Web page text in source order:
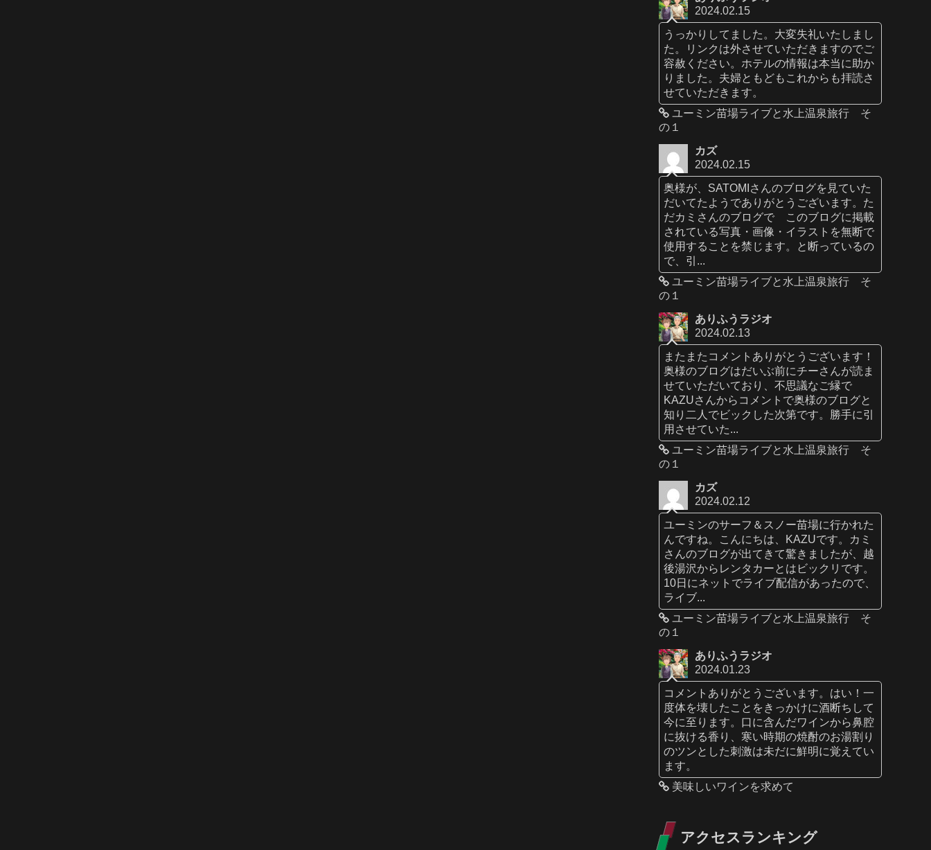
2024.02.15
うっかりしてました。大変失礼いたしまし
た。リンクは外させていただきますのでご
容赦ください。ホテルの情報は本当に助か
りました。夫婦ともどもこれからも拝読さ
せていただきます。
ユーミン苗場ライブと水上温泉旅行 そ
の１
カズ
2024.02.15
奥様が、SATOMIさんのブログを見ていた
だいてたようでありがとうございます。た
だカミさんのブログで このブログに掲載
されている写真・画像・イラストを無断で
使用することを禁じます。と断っているの
で、引...
ユーミン苗場ライブと水上温泉旅行 そ
の１
ありふうラジオ
2024.02.13
またまたコメントありがとうございます！
奥様のブログはだいぶ前にチーさんが読ま
せていただいており、不思議なご縁で
KAZUさんからコメントで奥様のブログと
知り二人でビックした次第です。勝手に引
用させていた...
ユーミン苗場ライブと水上温泉旅行 そ
の１
カズ
2024.02.12
ユーミンのサーフ＆スノー苗場に行かれた
んですね。こんにちは、KAZUです。カミ
さんのブログが出てきて驚きましたが、越
後湯沢からレンタカーとはビックリです。
10日にネットでライブ配信があったので、
ライブ...
ユーミン苗場ライブと水上温泉旅行 そ
の１
ありふうラジオ
2024.01.23
コメントありがとうございます。はい！一
度体を壊したことをきっかけに酒断ちして
今に至ります。口に含んだワインから鼻腔
に抜ける香り、寒い時期の焼酎のお湯割り
のツンとした刺激は未だに鮮明に覚えてい
ます。
美味しいワインを求めて
アクセスランキング